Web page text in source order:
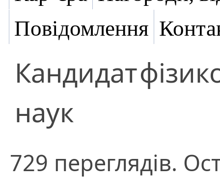
Повідомлення
Кандидат
наук
729 переглядів.